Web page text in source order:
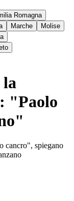
Romagna
Marche
Molise
"Paolo
cancro", spiegano